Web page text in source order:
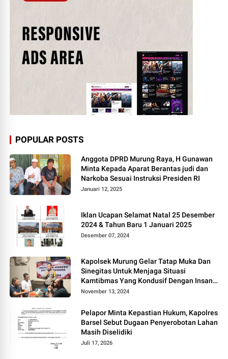
POPULAR POSTS
Anggota DPRD Murung Raya, H Gunawan
Minta Kepada Aparat Berantas judi dan
Narkoba Sesuai Instruksi Presiden RI
Januari 12, 2025
Iklan Ucapan Selamat Natal 25 Desember
2024 & Tahun Baru 1 Januari 2025
Desember 07, 2024
Kapolsek Murung Gelar Tatap Muka Dan
Sinegitas Untuk Menjaga Situasi
Kamtibmas Yang Kondusif Dengan Insan
Pers
November 13, 2024
Pelapor Minta Kepastian Hukum, Kapolres
Barsel Sebut Dugaan Penyerobotan Lahan
Masih Diselidiki
Juli 17, 2026